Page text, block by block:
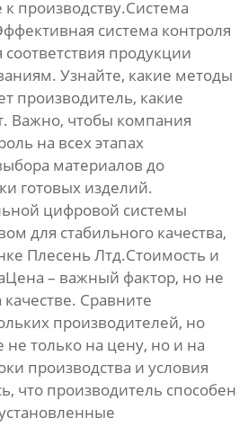
производству.Система
система контроля
соответствия продукции
Узнайте, какие методы
производитель, какие
Важно, чтобы компания
на всех этапах
материалов до
готовых изделий.
цифровой системы
для стабильного качества,
Плесень Лтд.Стоимость и
– важный фактор, но не
Сравните
производителей, но
только на цену, но и на
производства и условия
что производитель способен